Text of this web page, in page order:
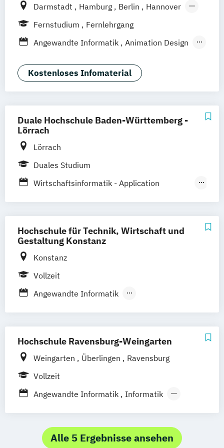
Wirtschaftsinformatik (DE/EN)
Darmstadt Hamburg Berlin
Hannover
Bonn
Nürnberg München
Zürich Rostock Dortmund
Fernstudium
Fernlehrgang
Angewandte Informatik
Animation Design
Big Data und Data Science
Digitale Medien Game Design
KI und maschinelles Lernen
Nachhaltiges Design
Professional Software Engineering
Kostenloses Infomaterial
Duale Hochschule Baden-Württemberg -
Lörrach
Lörrach
Duales Studium
Wirtschaftsinformatik - Application
Hochschule für Technik, Wirtschaft und
Gestaltung Konstanz
Konstanz
Vollzeit
Angewandte Informatik
Hochschule Ravensburg-Weingarten
Weingarten Überlingen
Ravensburg
Vollzeit
Angewandte Informatik
Informatik
Wirtschaftsinformatik und E-Business
Alle 5 Ergebnisse ansehen